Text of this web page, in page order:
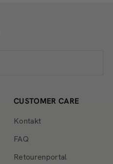
CUSTOMER CARE
Kontakt
FAQ
Retourenportal